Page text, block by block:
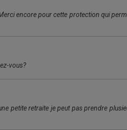
encore pour cette protection qui
vous?
petite retraite je peut pas prendre